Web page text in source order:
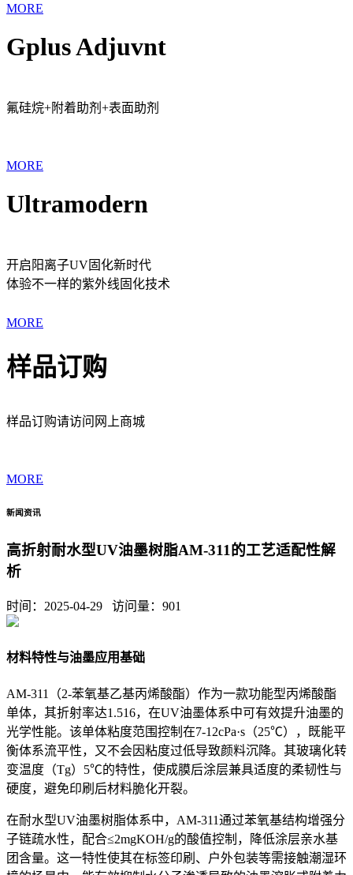
MORE
Gplus Adjuvnt
氟硅烷+附着助剂+表面助剂
MORE
Ultramodern
开启阳离子UV固化新时代
体验不一样的紫外线固化技术
MORE
样品订购
样品订购请访问网上商城
MORE
新闻资讯
高折射耐水型UV油墨树脂AM-311的工艺适配性解
析
时间：2025-04-29 访问量： 901
材料特性与油墨应用基础
AM-311（2-苯氧基乙基丙烯酸酯）作为一款功能型丙烯酸酯
单体，其折射率达1.516，在UV油墨体系中可有效提升油墨的
光学性能。该单体粘度范围控制在7-12cPa·s（25℃），既能平
衡体系流平性，又不会因粘度过低导致颜料沉降。其玻璃化转
变温度（Tg）5℃的特性，使成膜后涂层兼具适度的柔韧性与
硬度，避免印刷后材料脆化开裂。
在耐水型UV油墨树脂体系中，AM-311通过苯氧基结构增强分
子链疏水性，配合≤2mgKOH/g的酸值控制，降低涂层亲水基
团含量。这一特性使其在标签印刷、户外包装等需接触潮湿环